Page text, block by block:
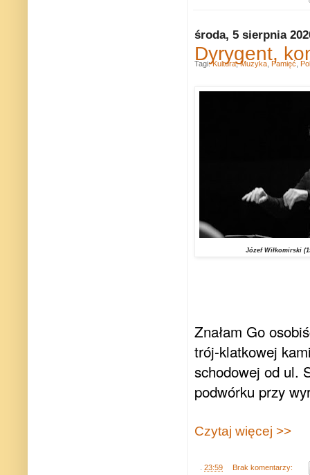
środa, 5 sierpnia
Dyrygent,
Józef Wiłkomirski
Znałam Go
trój-klatkowej
schodowej od ul.
podwórku przy
Czytaj więcej >>
23:59 Brak komentarzy:
Tagi:Kultura,Muzyka Pamięć